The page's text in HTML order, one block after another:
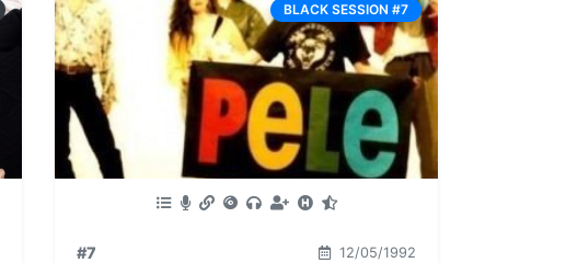
BLACK SESSION #7
#7 12/05/1992